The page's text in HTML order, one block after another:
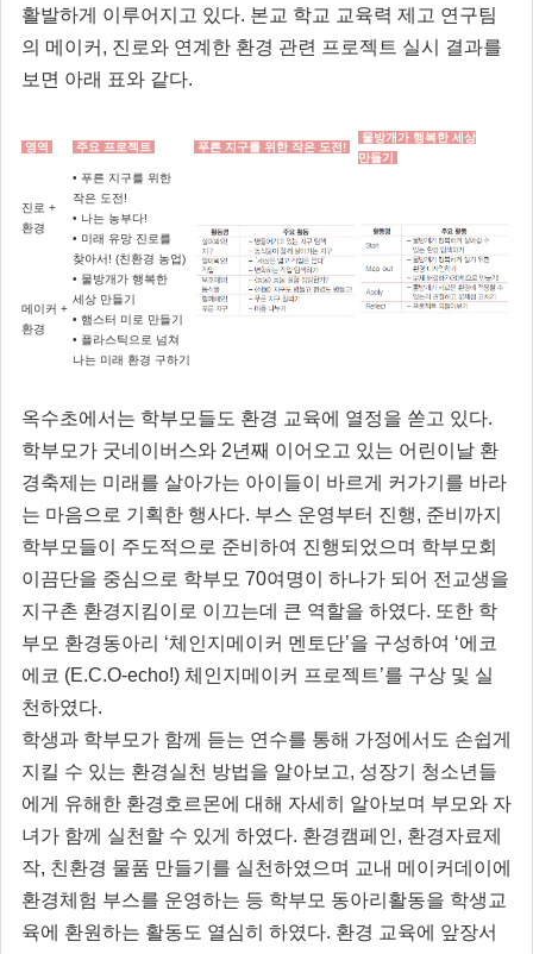
활발하게 이루어지고 있다. 본교 학교 교육력 제고 연구팀
의 메이커, 진로와 연계한 환경 관련 프로젝트 실시 결과를
보면 아래 표와 같다.
영역 주요 프로젝트 푸른 지구를 위한 작은 도전!
물방개가 행복한 세상
만들기
진로 +
환경
• 푸른 지구를 위한
작은 도전!
• 나는 농부다!
• 미래 유망 진로를
찾아서! (친환경 농업)
메이커 +
환경
• 물방개가 행복한
세상 만들기
• 햄스터 미로 만들기
• 플라스틱으로 넘쳐
나는 미래 환경 구하기
옥수초에서는 학부모들도 환경 교육에 열정을 쏟고 있다.
학부모가 굿네이버스와 2년째 이어오고 있는 어린이날 환
경축제는 미래를 살아가는 아이들이 바르게 커가기를 바라
는 마음으로 기획한 행사다. 부스 운영부터 진행, 준비까지
학부모들이 주도적으로 준비하여 진행되었으며 학부모회
이끔단을 중심으로 학부모 70여명이 하나가 되어 전교생을
지구촌 환경지킴이로 이끄는데 큰 역할을 하였다. 또한 학
부모 환경동아리 ‘체인지메이커 멘토단’을 구성하여 ‘에코
에코 (E.C.O-echo!) 체인지메이커 프로젝트’를 구상 및 실
천하였다.
학생과 학부모가 함께 듣는 연수를 통해 가정에서도 손쉽게
지킬 수 있는 환경실천 방법을 알아보고, 성장기 청소년들
에게 유해한 환경호르몬에 대해 자세히 알아보며 부모와 자
녀가 함께 실천할 수 있게 하였다. 환경캠페인, 환경자료제
작, 친환경 물품 만들기를 실천하였으며 교내 메이커데이에
환경체험 부스를 운영하는 등 학부모 동아리활동을 학생교
육에 환원하는 활동도 열심히 하였다. 환경 교육에 앞장서